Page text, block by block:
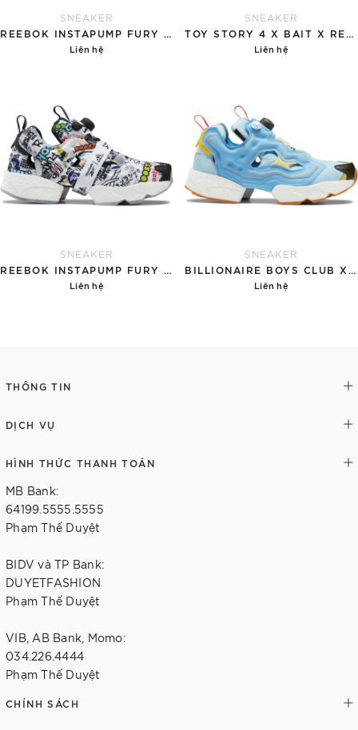
SNEAKER
REEBOK INSTAPUMP FURY 'GOLD'
Liên hệ
SNEAKER
TOY STORY 4 X BAIT X REEBOK INSTAPUMP FURY OG MIXED 'WOODY AND BUZZ'
Liên hệ
SNEAKER
REEBOK INSTAPUMP FURY BOOST 'STICKER CITY'
Liên hệ
SNEAKER
BILLIONAIRE BOYS CLUB X REEBOK INSTAPUMP FURY BOOST 'WATER'
Liên hệ
THÔNG TIN
DỊCH VỤ
HÌNH THỨC THANH TOÁN
MB Bank:
64199.5555.5555
Phạm Thế Duyệt
BIDV và TP Bank:
DUYETFASHION
Phạm Thế Duyệt
VIB, AB Bank, Momo:
034.226.4444
Phạm Thế Duyệt
CHÍNH SÁCH